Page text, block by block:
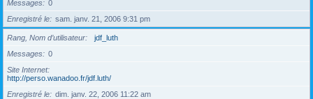
Messages
0
Enregistré le
sam. janv. 21, 2006 9:31 pm
Rang, Nom d’utilisateur
jdf_luth
Messages
0
Site Internet
http://perso.wanadoo.fr/jdf.luth/
Enregistré le
dim. janv. 22, 2006 11:22 am